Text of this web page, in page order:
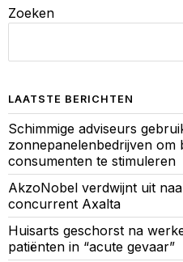
Zoeken
LAATSTE BERICHTEN
Schimmige adviseurs
zonnepanelenbedrijven om
consumenten te stimuleren
AkzoNobel verdwijnt uit
concurrent Axalta
Huisarts geschorst na
patiënten in “acute gevaar”